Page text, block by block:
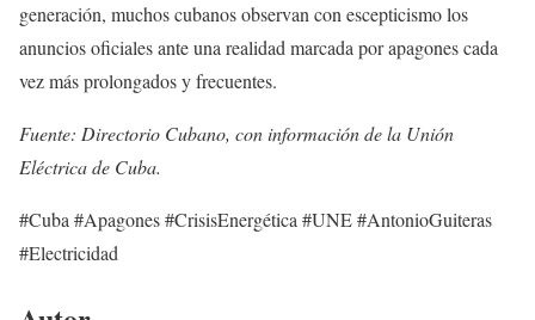
generación, muchos cubanos observan con escepticismo los
anuncios oficiales ante una realidad marcada por apagones cada
vez más prolongados y frecuentes.
Fuente: Directorio Cubano, con información de la Unión
Eléctrica de Cuba.
#Cuba #Apagones #CrisisEnergética #UNE #AntonioGuiteras
#Electricidad